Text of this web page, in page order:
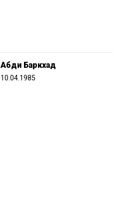
Абди Баркхад
10.04.1985